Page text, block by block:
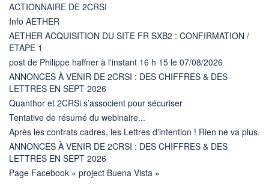
ACTIONNAIRE DE 2CRSI
Info AETHER
AETHER ACQUISITION DU SITE FR SXB2 : CONFIRMATION /
ETAPE 1
post de Philippe haffner à l'instant 16 h 15 le 07/08/2026
ANNONCES À VENIR DE 2CRSI : DES CHIFFRES & DES
LETTRES EN SEPT 2026
Quanthor et 2CRSi s’associent pour sécuriser
Tentative de résumé du webinaire...
Après les contrats cadres, les Lettres d'intention ! Rien ne va plus.
ANNONCES À VENIR DE 2CRSI : DES CHIFFRES & DES
LETTRES EN SEPT 2026
Page Facebook « project Buena Vista »